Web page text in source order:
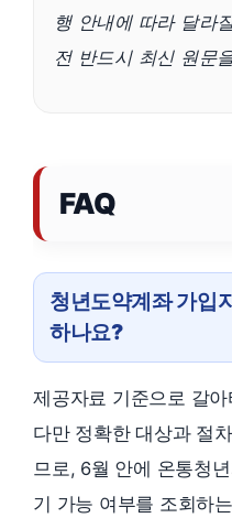
행 안내에 따라 달라
전 반드시 최신 원문
FAQ
청년도약계좌 가입
하나요?
제공자료 기준으로 갈
다만 정확한 대상과 절
므로, 6월 안에 온통청
기 가능 여부를 조회하